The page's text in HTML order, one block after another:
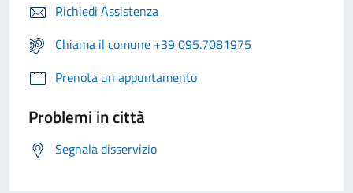
Richiedi Assistenza
Chiama il comune +39 095.7081975
Prenota un appuntamento
Problemi in città
Segnala disservizio